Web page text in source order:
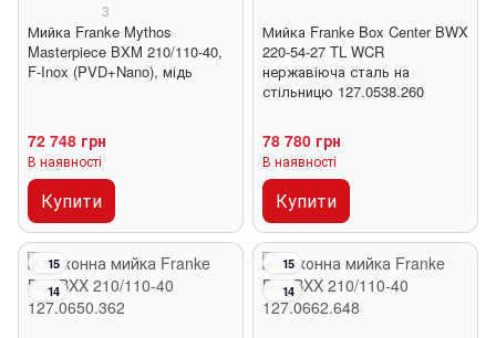
3
Мийка Franke Mythos
Masterpiece BXM 210/110-40,
F-Inox (PVD+Nano), мідь
72 748 грн
В наявності
Купити
Мийка Franke Box Center BWX
220-54-27 TL WCR
нержавіюча сталь на
стільницю 127.0538.260
78 780 грн
В наявності
Купити
15
14
15
14